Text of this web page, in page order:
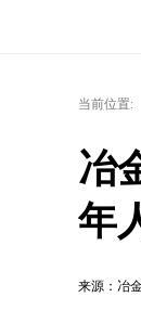
当前位置:
冶
年
来源：冶